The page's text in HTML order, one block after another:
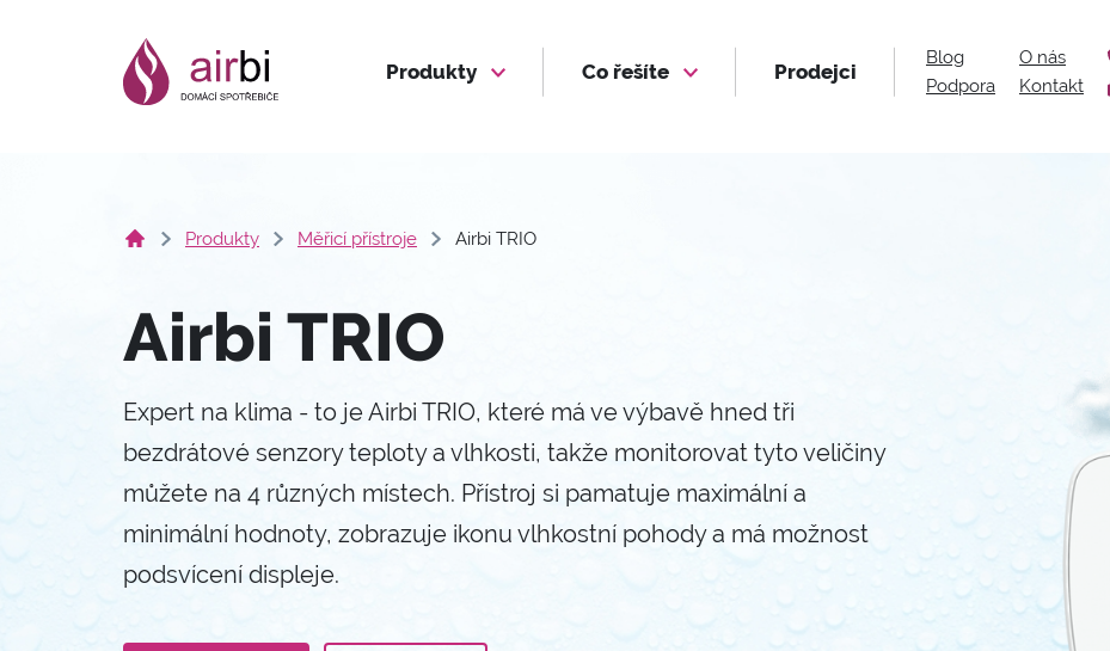
Produkty Co řešíte Prodejci
Blog
Podpora
O nás
Kontakt
Produkty Měřicí přístroje Airbi TRIO
Airbi TRIO
Expert na klima - to je Airbi TRIO, které má ve výbavě hned tři
bezdrátové senzory teploty a vlhkosti, takže monitorovat tyto veličiny
můžete na 4 různých místech. Přístroj si pamatuje maximální a
minimální hodnoty, zobrazuje ikonu vlhkostní pohody a má možnost
podsvícení displeje.